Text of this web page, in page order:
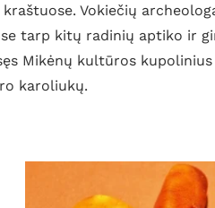
Vokiečių
tarp kitų radinių aptiko ir
Mikėnų kultūros
karoliukų.